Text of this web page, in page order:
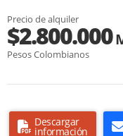
Precio de alquiler
$2.800.000
Pesos Colombianos
Descargar
información